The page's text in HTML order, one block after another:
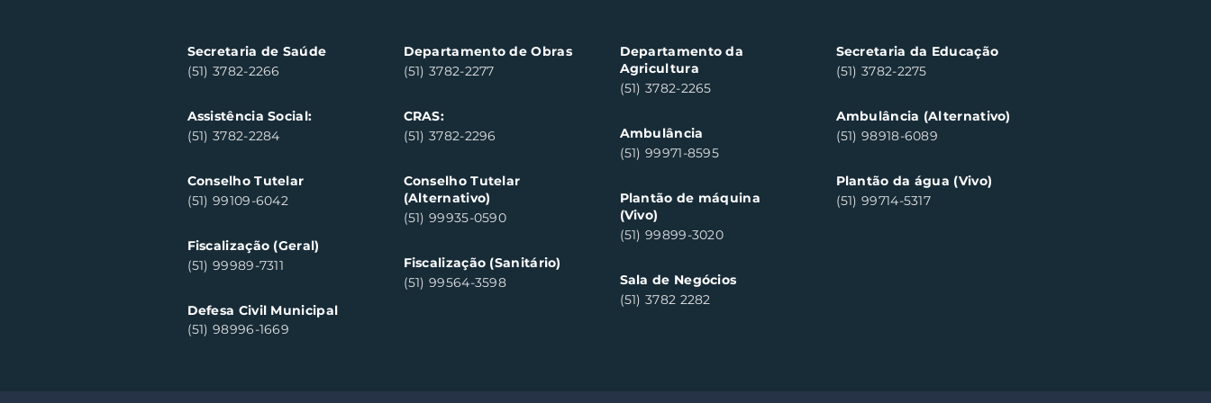
Clara do Sul
Clara do Sul
Secretaria de Saúde
(51) 3782-2266
Assistência Social:
(51) 3782-2284
Conselho Tutelar
(51) 99109-6042
Fiscalização (Geral)
(51) 99989-7311
Defesa Civil Municipal
(51) 98996-1669
Departamento de Obras
(51) 3782-2277
CRAS:
(51) 3782-2296
Conselho Tutelar
(Alternativo)
(51) 99935-0590
Fiscalização (Sanitário)
(51) 99564-3598
Departamento da
Agricultura
(51) 3782-2265
Ambulância
(51) 99971-8595
Plantão de máquina
(Vivo)
(51) 99899-3020
Sala de Negócios
(51) 3782 2282
Secretaria da Educação
(51) 3782-2275
Ambulância (Alternativo)
(51) 98918-6089
Plantão da água (Vivo)
(51) 99714-5317